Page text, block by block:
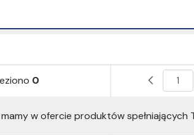
0
w ofercie produktów spełniających